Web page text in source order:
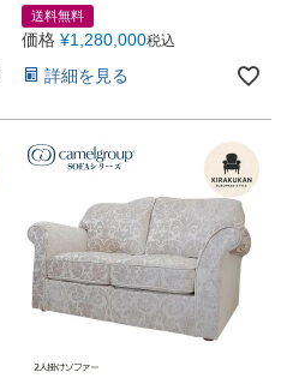
送料無料
価格 ¥1,280,000税込
詳細を見る